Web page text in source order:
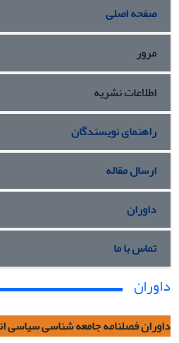
صفحه اصلی
مرور
اطلاعات نشریه
راهنمای نویسندگان
ارسال مقاله
داوران
تماس با ما
داوران
داوران فصلنامه جامعه شناسی سیاسی